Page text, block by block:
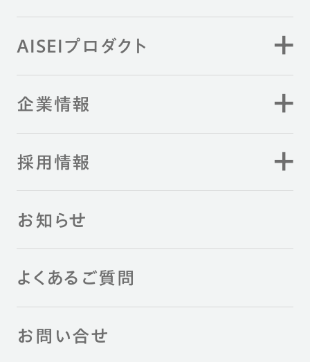
AISEIプロダクト
企業情報
採用情報
お知らせ
よくあるご質問
お問い合せ